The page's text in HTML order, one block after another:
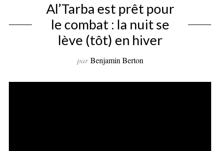
Al’Tarba est prêt pour
le combat : la nuit se
lève (tôt) en hiver
par Benjamin Berton